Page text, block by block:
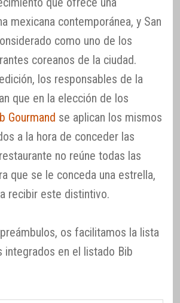
mexicana contemporánea, y San
como uno de los
coreanos de la ciudad.
los responsables de la
que en la elección de los
Gourmand se aplican los mismos
a la hora de conceder las
no reúne todas las
que se le conceda una estrella,
recibir este distintivo.
os facilitamos la lista
integrados en el listado Bib